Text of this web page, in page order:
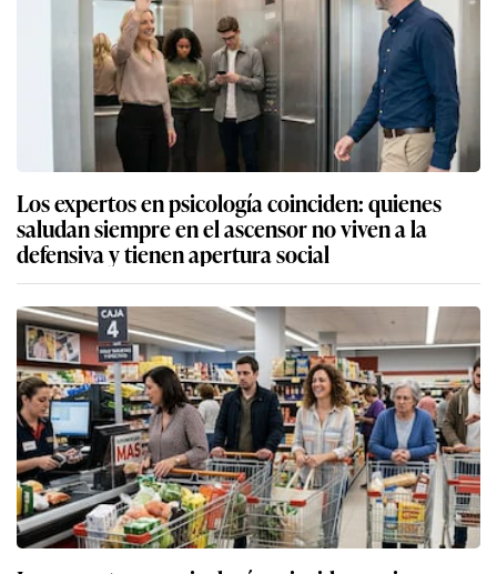
Los expertos en psicología coinciden: quienes
saludan siempre en el ascensor no viven a la
defensiva y tienen apertura social